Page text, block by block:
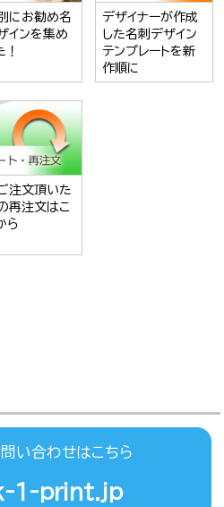
にお勧め名
インを集め
！
デザイナーが作成
した名刺デザイン
テンプレートを新
作順に
注文頂いた
再注文はこ
ら
い合わせはこちら
1-print.jp